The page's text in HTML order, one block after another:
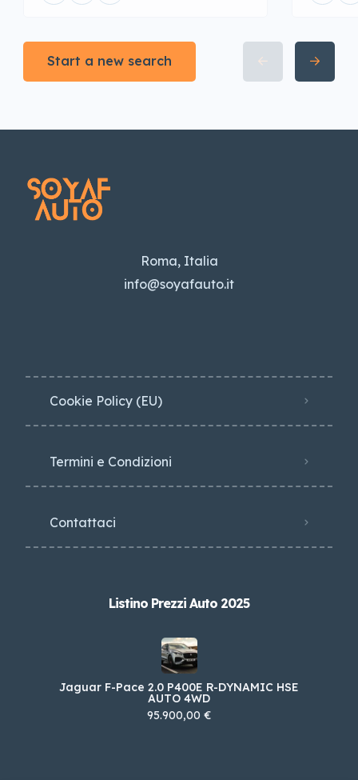
Start a new search
Roma, Italia
info@soyafauto.it
Cookie Policy (EU)
Termini e Condizioni
Contattaci
Listino Prezzi Auto 2025
Jaguar F-Pace 2.0 P400E R-DYNAMIC HSE
AUTO 4WD
95.900,00 €